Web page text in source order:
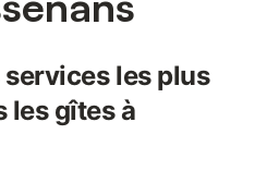
Chauffage avec poêle à bois
chauffage bois et toilette sèche
ressources naturelles.
les plus
les gîtes à